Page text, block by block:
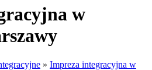
w
» Impreza integracyjna w